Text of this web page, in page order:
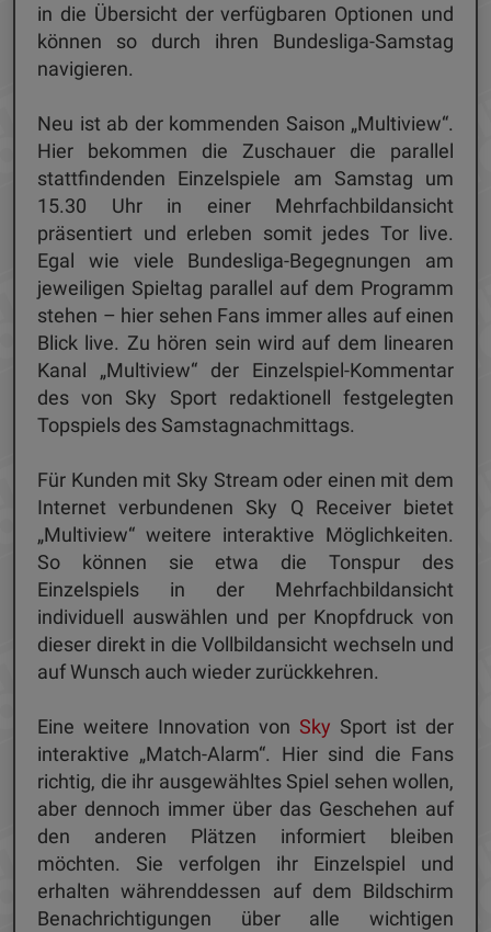
in die Übersicht der verfügbaren Optionen und
können so durch ihren Bundesliga-Samstag
navigieren.
Neu ist ab der kommenden Saison „Multiview“.
Hier bekommen die Zuschauer die parallel
stattfindenden Einzelspiele am Samstag um
15.30 Uhr in einer Mehrfachbildansicht
präsentiert und erleben somit jedes Tor live.
Egal wie viele Bundesliga-Begegnungen am
jeweiligen Spieltag parallel auf dem Programm
stehen – hier sehen Fans immer alles auf einen
Blick live. Zu hören sein wird auf dem linearen
Kanal „Multiview“ der Einzelspiel-Kommentar
des von Sky Sport redaktionell festgelegten
Topspiels des Samstagnachmittags.
Für Kunden mit Sky Stream oder einen mit dem
Internet verbundenen Sky Q Receiver bietet
„Multiview“ weitere interaktive Möglichkeiten.
So können sie etwa die Tonspur des
Einzelspiels in der Mehrfachbildansicht
individuell auswählen und per Knopfdruck von
dieser direkt in die Vollbildansicht wechseln und
auf Wunsch auch wieder zurückkehren.
Eine weitere Innovation von Sky Sport ist der
interaktive „Match-Alarm“. Hier sind die Fans
richtig, die ihr ausgewähltes Spiel sehen wollen,
aber dennoch immer über das Geschehen auf
den anderen Plätzen informiert bleiben
möchten. Sie verfolgen ihr Einzelspiel und
erhalten währenddessen auf dem Bildschirm
Benachrichtigungen über alle wichtigen